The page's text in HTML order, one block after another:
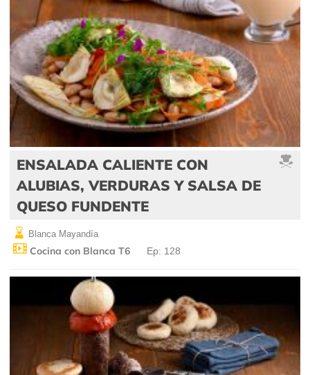
ENSALADA CALIENTE CON
ALUBIAS, VERDURAS Y SALSA DE
QUESO FUNDENTE
Blanca Mayandía
Cocina con Blanca T6 Ep: 128